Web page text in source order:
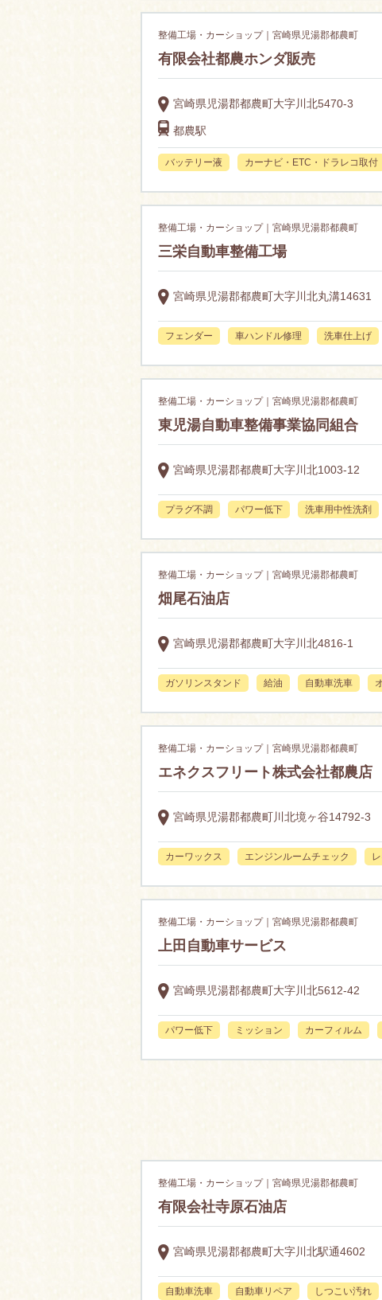
整備工場・カーショップ｜宮崎県児湯郡都農町
有限会社都農ホンダ販売
宮崎県児湯郡都農町大字川北5470-3
都農駅
バッテリー液 カーナビ・ETC・ドラレコ取付
整備工場・カーショップ｜宮崎県児湯郡都農町
三栄自動車整備工場
宮崎県児湯郡都農町大字川北丸溝14631
フェンダー 車ハンドル修理 洗車仕上げ
整備工場・カーショップ｜宮崎県児湯郡都農町
東児湯自動車整備事業協同組合
宮崎県児湯郡都農町大字川北1003-12
プラグ不調 パワー低下 洗車用中性洗剤
整備工場・カーショップ｜宮崎県児湯郡都農町
畑尾石油店
宮崎県児湯郡都農町大字川北4816-1
ガソリンスタンド 給油 自動車洗車
整備工場・カーショップ｜宮崎県児湯郡都農町
エネクスフリート株式会社都農店
宮崎県児湯郡都農町川北境ヶ谷14792-3
カーワックス エンジンルームチェック
整備工場・カーショップ｜宮崎県児湯郡都農町
上田自動車サービス
宮崎県児湯郡都農町大字川北5612-42
パワー低下 ミッション カーフィルム
整備工場・カーショップ｜宮崎県児湯郡都農町
有限会社寺原石油店
宮崎県児湯郡都農町大字川北駅通4602
自動車洗車 自動車リペア しつこい汚れ